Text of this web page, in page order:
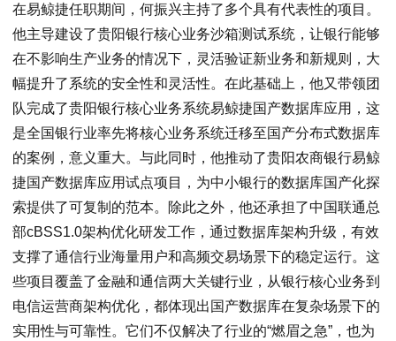
在易鲸捷任职期间，何振兴主持了多个具有代表性的项目。
他主导建设了贵阳银行核心业务沙箱测试系统，让银行能够
在不影响生产业务的情况下，灵活验证新业务和新规则，大
幅提升了系统的安全性和灵活性。在此基础上，他又带领团
队完成了贵阳银行核心业务系统易鲸捷国产数据库应用，这
是全国银行业率先将核心业务系统迁移至国产分布式数据库
的案例，意义重大。与此同时，他推动了贵阳农商银行易鲸
捷国产数据库应用试点项目，为中小银行的数据库国产化探
索提供了可复制的范本。除此之外，他还承担了中国联通总
部cBSS1.0架构优化研发工作，通过数据库架构升级，有效
支撑了通信行业海量用户和高频交易场景下的稳定运行。这
些项目覆盖了金融和通信两大关键行业，从银行核心业务到
电信运营商架构优化，都体现出国产数据库在复杂场景下的
实用性与可靠性。它们不仅解决了行业的“燃眉之急”，也为